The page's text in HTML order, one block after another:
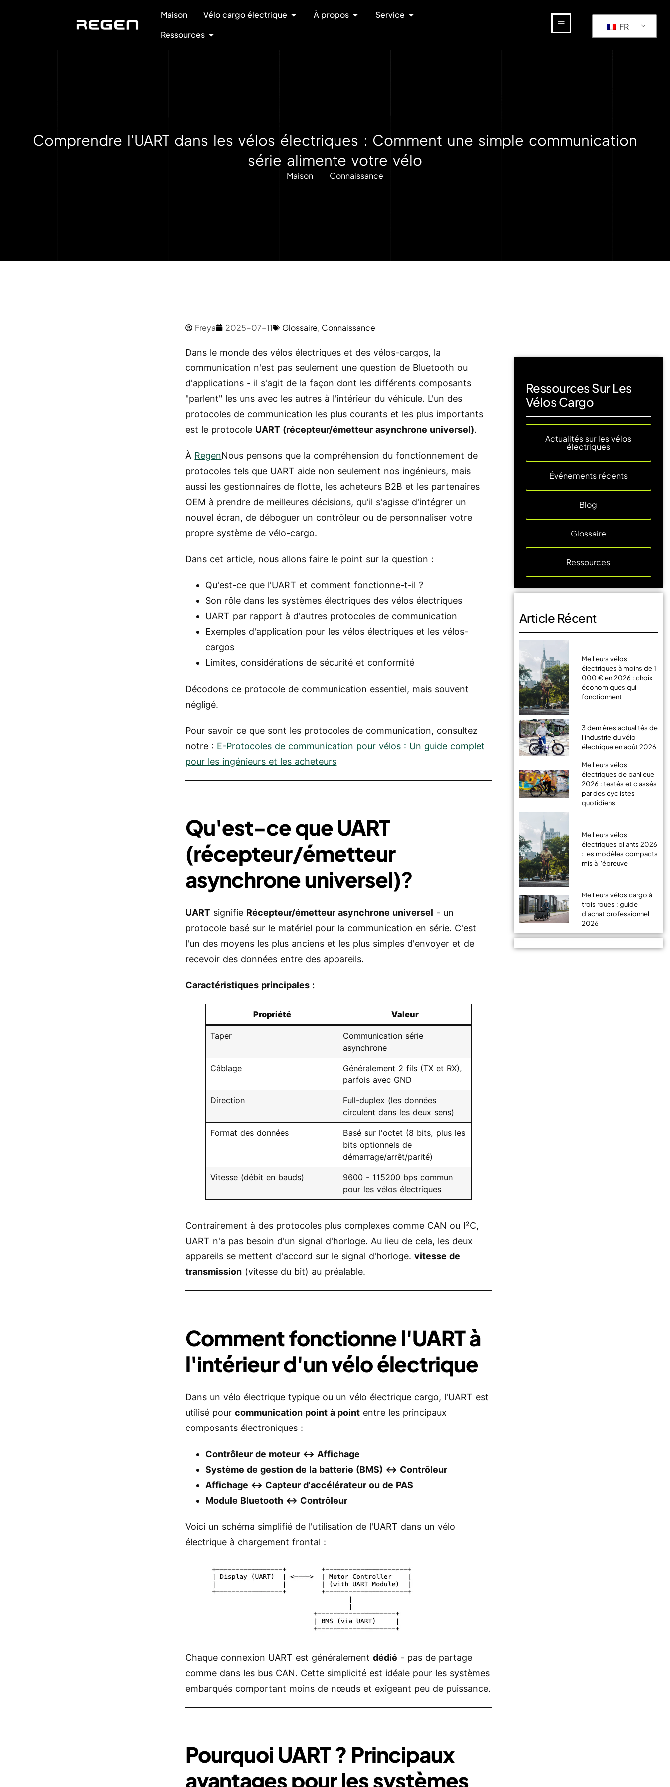
Maison Vélo cargo électrique À propos
Service
Ressources
FR
Comprendre l'UART dans les vélos électriques : Comment une simple communication
série alimente votre vélo
Maison Connaissance
Freya 2025-07-11 Glossaire, Connaissance
Dans le monde des vélos électriques et des vélos-cargos, la
communication n'est pas seulement une question de Bluetooth ou
d'applications - il s'agit de la façon dont les différents composants
"parlent" les uns avec les autres à l'intérieur du véhicule. L'un des
protocoles de communication les plus courants et les plus importants
est le protocole UART (récepteur/émetteur asynchrone universel).
À RegenNous pensons que la compréhension du fonctionnement de
protocoles tels que UART aide non seulement nos ingénieurs, mais
aussi les gestionnaires de flotte, les acheteurs B2B et les partenaires
OEM à prendre de meilleures décisions, qu'il s'agisse d'intégrer un
nouvel écran, de déboguer un contrôleur ou de personnaliser votre
propre système de vélo-cargo.
Dans cet article, nous allons faire le point sur la question :
Qu'est-ce que l'UART et comment fonctionne-t-il ?
Son rôle dans les systèmes électriques des vélos électriques
UART par rapport à d'autres protocoles de communication
Exemples d'application pour les vélos électriques et les vélos-
cargos
Limites, considérations de sécurité et conformité
Décodons ce protocole de communication essentiel, mais souvent
négligé.
Pour savoir ce que sont les protocoles de communication, consultez
notre : E-Protocoles de communication pour vélos : Un guide complet
pour les ingénieurs et les acheteurs
Qu'est-ce queUART
(récepteur/émetteur
asynchrone universel)?
UART signifie Récepteur/émetteur asynchrone universel - un
protocole basé sur le matériel pour la communication en série. C'est
l'un des moyens les plus anciens et les plus simples d'envoyer et de
recevoir des données entre des appareils.
Caractéristiques principales :
Propriété Valeur
Taper
Communication série
asynchrone
Câblage
Généralement 2 fils (TX et RX),
parfois avec GND
Direction
Full-duplex (les données
circulent dans les deux sens)
Format des données
Basé sur l'octet (8 bits, plus les
bits optionnels de
démarrage/arrêt/parité)
Vitesse (débit en bauds)
9600 - 115200 bps commun
pour les vélos électriques
Contrairement à des protocoles plus complexes comme CAN ou I²C,
UART n'a pas besoin d'un signal d'horloge. Au lieu de cela, les deux
appareils se mettent d'accord sur le signal d'horloge.vitesse de
transmission (vitesse du bit) au préalable.
Comment fonctionne l'UART à
l'intérieur d'un vélo électrique
Dans un vélo électrique typique ou un vélo électrique cargo, l'UART est
utilisé pourcommunication point à point entre les principaux
composants électroniques :
Contrôleur de moteur ↔️ Affichage
Système de gestion de la batterie (BMS) ↔️ Contrôleur
Affichage ↔️ Capteur d'accélérateur ou de PAS
Module Bluetooth ↔️ Contrôleur
Voici un schéma simplifié de l'utilisation de l'UART dans un vélo
électrique à chargement frontal :
Chaque connexion UART est généralementdédié - pas de partage
comme dans les bus CAN. Cette simplicité est idéale pour les systèmes
embarqués comportant moins de nœuds et exigeant peu de puissance.
Pourquoi UART ? Principaux
avantages pour les systèmes
Ressources Sur Les
Vélos Cargo
Actualités sur les vélos
électriques
Événements récents
Blog
Glossaire
Ressources
Article Récent
Meilleurs vélos
électriques à moins de 1
000 € en 2026 : choix
économiques qui
fonctionnent
3 dernières actualités de
l'industrie du vélo
électrique en août 2026
Meilleurs vélos
électriques de banlieue
2026 : testés et classés
par des cyclistes
quotidiens
Meilleurs vélos
électriques pliants 2026
: les modèles compacts
mis à l'épreuve
Meilleurs vélos cargo à
trois roues : guide
d'achat professionnel
2026